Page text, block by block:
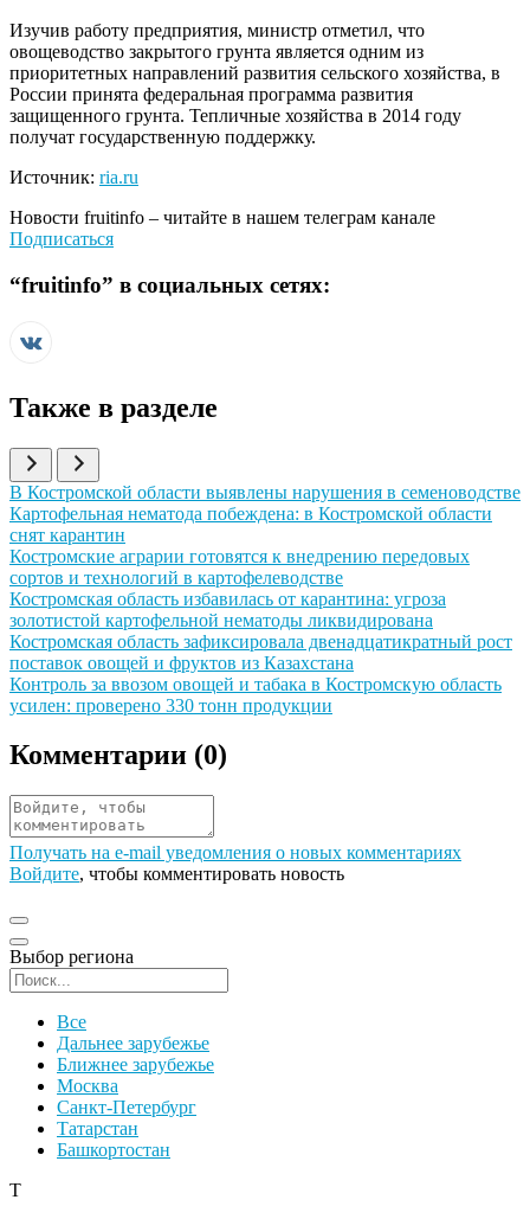
Изучив работу предприятия, министр отметил, что
овощеводство закрытого грунта является одним из
приоритетных направлений развития сельского хозяйства, в
России принята федеральная программа развития
защищенного грунта. Тепличные хозяйства в 2014 году
получат государственную поддержку.
Источник: ria.ru
Новости fruitinfo – читайте в нашем телеграм канале
Подписаться
“fruitinfo” в социальных сетях:
Также в разделе
Иллюстрация новости
В Костромской области выявлены нарушения в семеноводстве
Иллюстрация новости
Картофельная нематода побеждена: в Костромской области
снят карантин
Иллюстрация новости
Костромские аграрии готовятся к внедрению передовых
сортов и технологий в картофелеводстве
Иллюстрация новости
Костромская область избавилась от карантина: угроза
золотистой картофельной нематоды ликвидирована
Иллюстрация новости
Костромская область зафиксировала двенадцатикратный рост
поставок овощей и фруктов из Казахстана
Иллюстрация новости
Контроль за ввозом овощей и табака в Костромскую область
усилен: проверено 330 тонн продукции
Комментарии (0)
Получать на e‑mail уведомления о новых комментариях
Войдите, чтобы комментировать новость
Выбор региона
Все
Дальнее зарубежье
Ближнее зарубежье
Москва
Санкт-Петербург
Татарстан
Башкортостан
Т